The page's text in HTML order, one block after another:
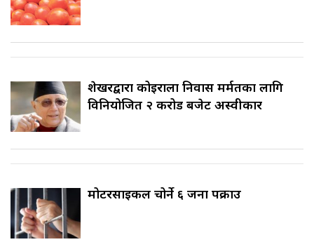
शेखरद्वारा कोइराला निवास मर्मतका लागि
विनियोजित २ करोड बजेट अस्वीकार
मोटरसाइकल चोर्ने ६ जना पक्राउ